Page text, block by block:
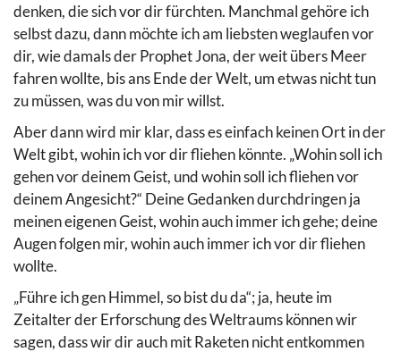
denken, die sich vor dir fürchten. Manchmal gehöre ich
selbst dazu, dann möchte ich am liebsten weglaufen vor
dir, wie damals der Prophet Jona, der weit übers Meer
fahren wollte, bis ans Ende der Welt, um etwas nicht tun
zu müssen, was du von mir willst.
Aber dann wird mir klar, dass es einfach keinen Ort in der
Welt gibt, wohin ich vor dir fliehen könnte. „Wohin soll ich
gehen vor deinem Geist, und wohin soll ich fliehen vor
deinem Angesicht?“ Deine Gedanken durchdringen ja
meinen eigenen Geist, wohin auch immer ich gehe; deine
Augen folgen mir, wohin auch immer ich vor dir fliehen
wollte.
„Führe ich gen Himmel, so bist du da“; ja, heute im
Zeitalter der Erforschung des Weltraums können wir
sagen, dass wir dir auch mit Raketen nicht entkommen